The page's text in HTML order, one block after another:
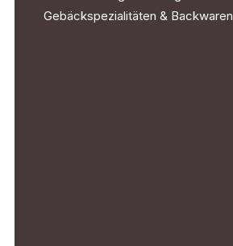
Gebäckspezialitäten & Backwaren